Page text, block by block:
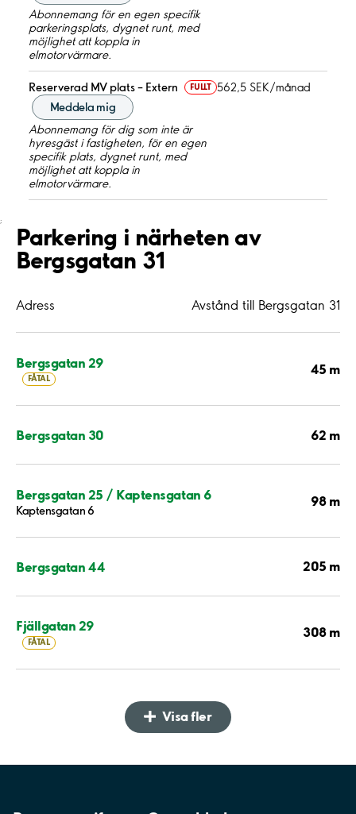
Abonnemang för en egen specifik
parkeringsplats, dygnet runt, med
möjlighet att koppla in
elmotorvärmare.
Reserverad MV plats – Extern FULLT
562,5 SEK/månad
Meddela mig
Abonnemang för dig som inte är
hyresgäst i fastigheten, för en egen
specifik plats, dygnet runt, med
möjlighet att koppla in
elmotorvärmare.
;
Parkering i närheten av
Bergsgatan 31
Adress Avstånd till Bergsgatan 31
Bergsgatan 29
FÅTAL
45 m
Bergsgatan 30 62 m
Bergsgatan 25 / Kaptensgatan 6
Kaptensgatan 6
98 m
Bergsgatan 44 205 m
Fjällgatan 29
FÅTAL
308 m
Visa fler